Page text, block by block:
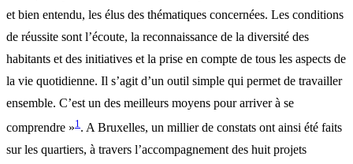
et bien entendu, les élus des thématiques concernées. Les conditions
de réussite sont l’écoute, la reconnaissance de la diversité des
habitants et des initiatives et la prise en compte de tous les aspects de
la vie quotidienne. Il s’agit d’un outil simple qui permet de travailler
ensemble. C’est un des meilleurs moyens pour arriver à se
comprendre »1 . A Bruxelles, un millier de constats ont ainsi été faits
sur les quartiers, à travers l’accompagnement des huit projets